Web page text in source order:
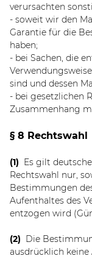
verursachten
- soweit wir den
Garantie für die
haben;
- bei Sachen, die
sind und dessen
- bei gesetzlichen
Zusammenhang
§ 8 Rechtswahl
(1) Es gilt
Rechtswahl nur,
Bestimmungen
Aufenthaltes des
entzogen wird
(2) Die
ausdrücklich keine